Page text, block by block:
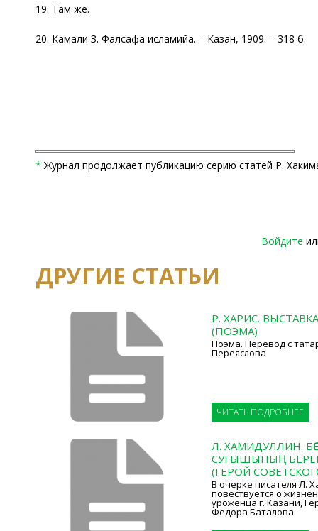
19. Там же.
20. Камали З. Фалсафа исламийа. – Казан, 1909. – 318 б.
* Журнал продолжает публикацию серию статей Р.
Войдите
ДРУГИЕ СТАТЬИ
Р. ХАРИС.
(ПОЭМА)
Поэма. Перевод с
Переяслова
ЧИТАТЬ ПОДРОБНЕЕ
Л. ХАМИДУЛЛИН.
СУГЫШЫНЫҢ
(ГЕРОЙ
В очерке писателя Л.
повествуется о
уроженца г. Казани,
Федора Баталова.